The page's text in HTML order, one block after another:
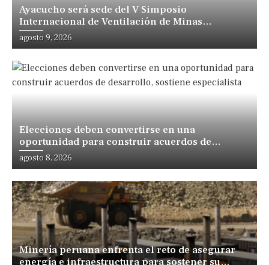
Ayacucho será sede del V Simposio
Internacional de Ventilación de Minas
Iberoamérica
agosto 9, 2026
Elecciones deben convertirse en una
oportunidad para construir acuerdos de
desarrollo, sostiene especialista
agosto 8, 2026
Minería peruana enfrenta el reto de asegurar
energía e infraestructura para sostener su